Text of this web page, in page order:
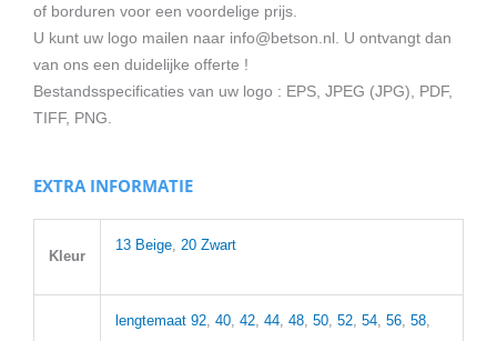
of borduren voor een voordelige prijs.
U kunt uw logo mailen naar info@betson.nl. U ontvangt dan
van ons een duidelijke offerte !
Bestandsspecificaties van uw logo : EPS, JPEG (JPG), PDF,
TIFF, PNG.
EXTRA INFORMATIE
Kleur
13 Beige 20 Zwart
lengtemaat 92 40 42 44 48 50 52 54 56 58